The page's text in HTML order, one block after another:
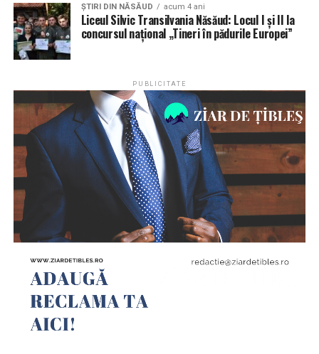
ȘTIRI DIN NĂSĂUD acum 4 ani
Liceul Silvic Transilvania Năsăud: Locul I și II la
concursul național „Tineri în pădurile Europei”
PUBLICITATE